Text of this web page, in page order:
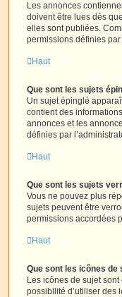
Les annonces
doivent être lues dès
elles sont publiées.
permissions définies par
Haut
Que sont les sujets
Un sujet épinglé
contient des
annonces et les
définies par
Haut
Que sont les sujets
Vous ne pouvez plus
sujets peuvent être
permissions accordées
Haut
Que sont les icônes de
Les icônes de sujet
possibilité d’utiliser des